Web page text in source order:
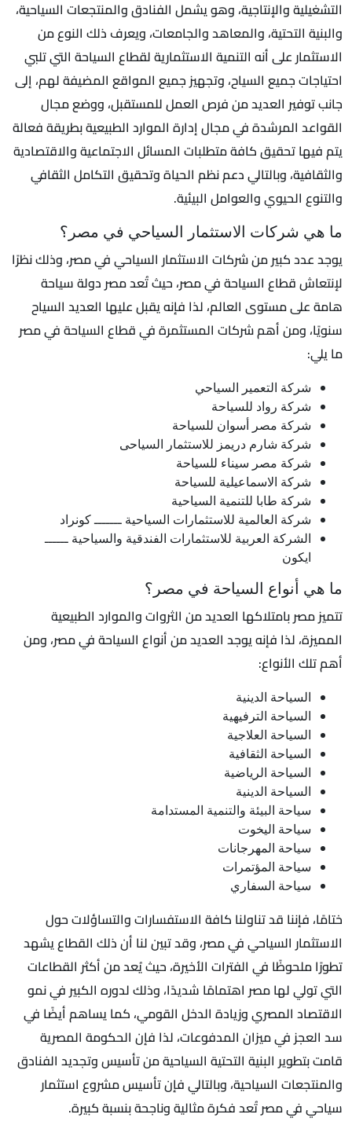
التشغيلية والإنتاجية، وهو يشمل الفنادق والمنتجعات السياحية،
والبنية التحتية، والمعاهد والجامعات، ويعرف ذلك النوع من
الاستثمار على أنه التنمية الاستثمارية لقطاع السياحة التي تلبي
احتياجات جميع السياح، وتجهيز جميع المواقع المضيفة لهم، إلى
جانب توفير العديد من فرص العمل للمستقبل، ووضع مجال
القواعد المرشدة في مجال إدارة الموارد الطبيعية بطريقة فعالة
يتم فيها تحقيق كافة متطلبات المسائل الاجتماعية والاقتصادية
والثقافية، وبالتالي دعم نظم الحياة وتحقيق التكامل الثقافي
والتنوع الحيوي والعوامل البيئية.
ما هي شركات الاستثمار السياحي في مصر؟
يوجد عدد كبير من شركات الاستثمار السياحي في مصر، وذلك نظرًا
لإنتعاش قطاع السياحة في مصر، حيث تُعد مصر دولة سياحة
هامة على مستوى العالم، لذا فإنه يقبل عليها العديد السياح
سنويًا، ومن أهم شركات المستثمرة في قطاع السياحة في مصر
ما يلي:
شركة التعمير السياحي
شركة رواد للسياحة
شركة مصر أسوان للسياحة
شركة شارم دريمز للاستثمار السياحى
شركة مصر سيناء للسياحة
شركة الاسماعيلية للسياحة
شركة طابا للتنمية السياحية
شركة العالمية للاستثمارات السياحية ـــــــ كونراد
الشركة العربية للاستثمارات الفندقية والسياحية ــــــ
ايكون
ما هي أنواع السياحة في مصر؟
تتميز مصر بامتلاكها العديد من الثروات والموارد الطبيعية
المميزة، لذا فإنه يوجد العديد من أنواع السياحة في مصر، ومن
أهم تلك الأنواع:
السياحة الدينية
السياحة الترفيهية
السياحة العلاجية
السياحة الثقافية
السياحة الرياضية
السياحة الدينية
سياحة البيئة والتنمية المستدامة
سياحة اليخوت
سياحة المهرجانات
سياحة المؤتمرات
سياحة السفاري
ختامًا، فإننا قد تناولنا كافة الاستفسارات والتساؤلات حول
الاستثمار السياحي في مصر، وقد تبين لنا أن ذلك القطاع يشهد
تطورًا ملحوظًا في الفترات الأخيرة، حيث يُعد من أكثر القطاعات
التي تولي لها مصر اهتمامًا شديدًا، وذلك لدوره الكبير في نمو
الاقتصاد المصري وزيادة الدخل القومي، كما يساهم أيضًا في
سد العجز في ميزان المدفوعات، لذا فإن الحكومة المصرية
قامت بتطوير البنية التحتية السياحية من تأسيس وتجديد الفنادق
والمنتجعات السياحية، وبالتالي فإن تأسيس مشروع استثمار
سياحي في مصر تُعد فكرة مثالية وناجحة بنسبة كبيرة.